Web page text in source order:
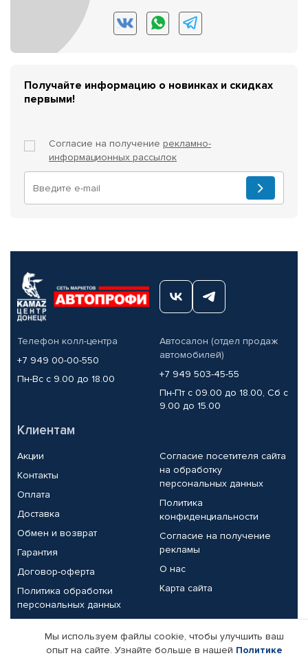
Получайте информацию о новинках и скидках
первыми!
Согласие на получение рекламно-
информационных рассылок
Телефон колл-центра
+7 949 00-00-550
Пн-Вс с 9.00 до 18.00
Автосалон (отдел продаж
автомобилей)
+7 949 503-45-55
Пн-Пт с 09.00 до 18.00, Сб с
9.00 до 15.00
Клиентам
Акции
Контакты
Оплата
Доставка
Обмен и возврат
Гарантия
Договор-оферта
Политика обработки
персональных данных
Согласие посетителя сайта
на обработку
персональных данных
Политика
конфиденциальности
Согласие на получение
рекламы
О нас
Карта сайта
Партнерам
Мы используем файлы cookie, чтобы улучшить ваш
опыт на сайте. Узнайте больше в нашей Политике